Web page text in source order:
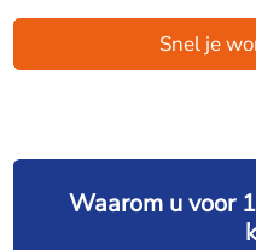
Snel je
Waarom u voor